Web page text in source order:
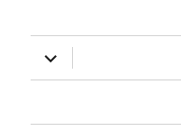
הצג
תפריט